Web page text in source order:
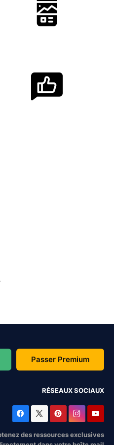
Passer Premium
RÉSEAUX SOCIAUX
des ressources exclusives